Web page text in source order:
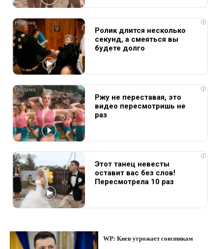
i
Ролик длится несколько
секунд, а смеяться вы
будете долго
i
Ржу не переставая, это
видео пересмотришь не
раз
i
Этот танец невесты
оставит вас без слов!
Пересмотрела 10 раз
WP: Киев угрожает союзникам